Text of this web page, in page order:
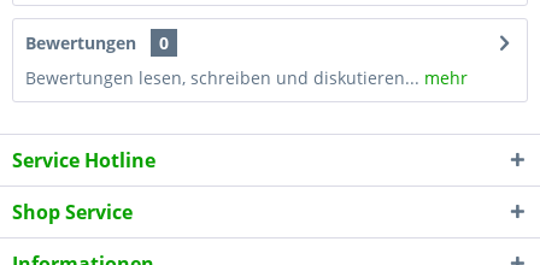
Bewertungen
0
Bewertungen lesen, schreiben und diskutieren... mehr
Service Hotline
Shop Service